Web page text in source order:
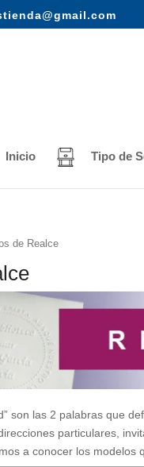
Inicio Tipo de
de Realce
son las 2 palabras que
particulares,
a conocer los modelos